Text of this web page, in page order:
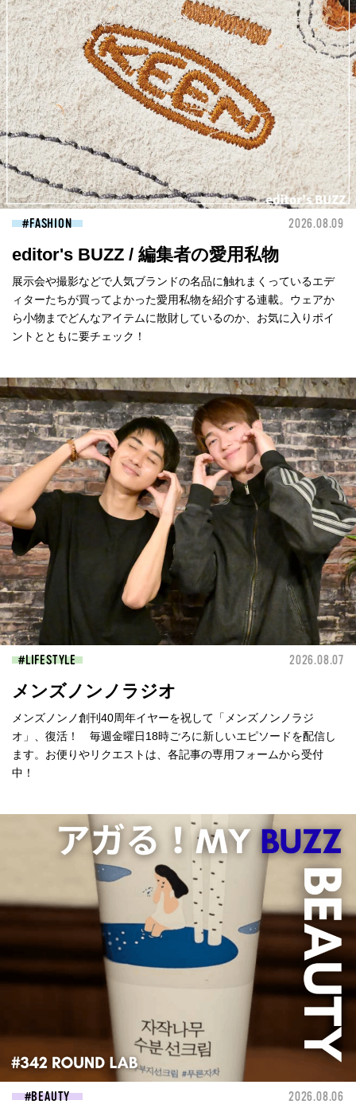
FASHION 2026.08.09
editor's BUZZ / 編集者の愛用私物
展示会や撮影などで人気ブランドの名品に触れまくっているエデ
ィターたちが買ってよかった愛用私物を紹介する連載。ウェアか
ら小物までどんなアイテムに散財しているのか、お気に入りポイ
ントとともに要チェック！
LIFESTYLE 2026.08.07
メンズノンノラジオ
メンズノンノ創刊40周年イヤーを祝して「メンズノンノラジ
オ」、復活！ 毎週金曜日18時ごろに新しいエピソードを配信し
ます。お便りやリクエストは、各記事の専用フォームから受付
中！
BEAUTY 2026.08.06